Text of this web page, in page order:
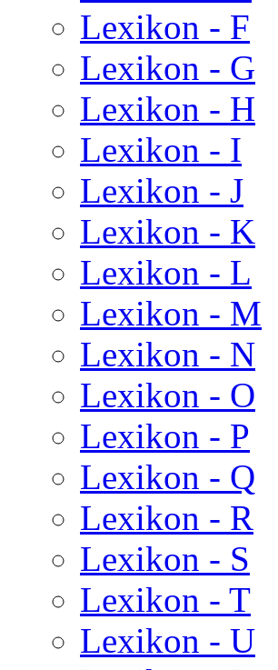
Lexikon - F
Lexikon - G
Lexikon - H
Lexikon - I
Lexikon - J
Lexikon - K
Lexikon - L
Lexikon - M
Lexikon - N
Lexikon - O
Lexikon - P
Lexikon - Q
Lexikon - R
Lexikon - S
Lexikon - T
Lexikon - U